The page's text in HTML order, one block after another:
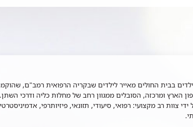
הארץ ומרכזה, הסובלים ממגוון רחב של מחלות כליה ודרכי
צוות רב מקצועי: רפואי, סיעודי, תזונאי, פיזיותרפי,